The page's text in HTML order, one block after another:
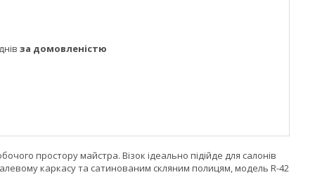
за домовленістю
простору майстра. Візок ідеально підійде для салонів
каркасу та сатинованим скляним полицям, модель R-42